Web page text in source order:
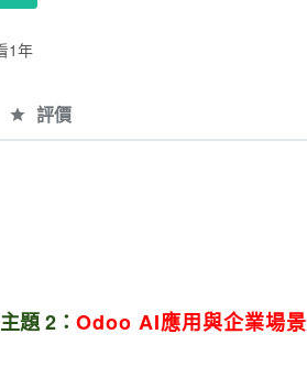
1年
評價
主題 2 ： Odoo AI應用與企業場景